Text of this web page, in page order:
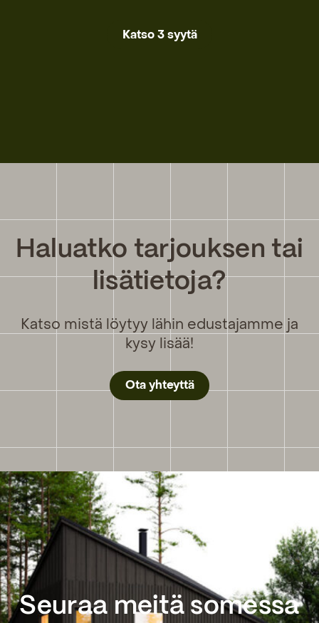
Katso 3 syytä
Haluatko tarjouksen tai
lisätietoja?
Katso mistä löytyy lähin edustajamme ja
kysy lisää!
Ota yhteyttä
Seuraa meitä somessa